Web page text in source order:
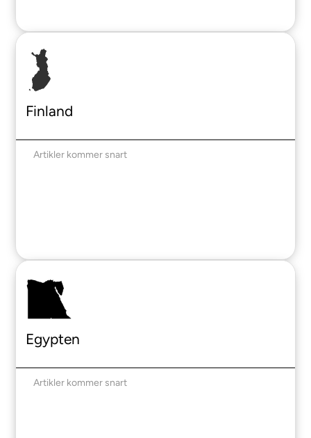
Finland
Artikler kommer snart
Egypten
Artikler kommer snart